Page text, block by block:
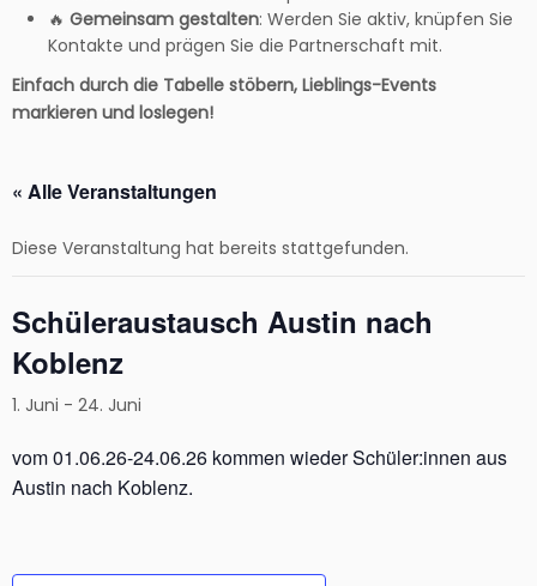
🔥 Gemeinsam gestalten: Werden Sie aktiv, knüpfen Sie
Kontakte und prägen Sie die Partnerschaft mit.
Einfach durch die Tabelle stöbern, Lieblings-Events
markieren und loslegen!
« Alle Veranstaltungen
Diese Veranstaltung hat bereits stattgefunden.
Schüleraustausch Austin nach
Koblenz
1. Juni - 24. Juni
vom 01.06.26-24.06.26 kommen wieder Schüler:innen aus
Austin nach Koblenz.